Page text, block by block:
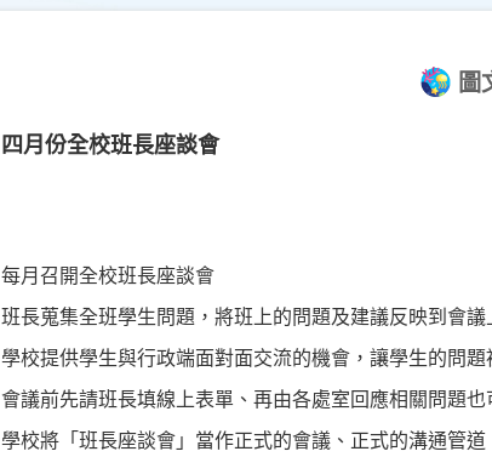
圖
四月份全校班長座談會
每月召開全校班長座談會
班長蒐集全班學生問題，將班上的問題及建議反映到會議
學校提供學生與行政端面對面交流的機會，讓學生的問
會議前先請班長填線上表單、再由各處室回應相關問題
學校將「班長座談會」當作正式的會議、正式的溝通管